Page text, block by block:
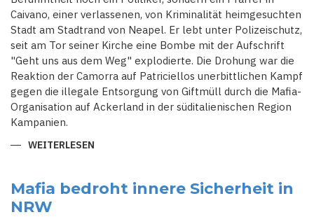
Caivano, einer verlassenen, von Kriminalität heimgesuchten
Stadt am Stadtrand von Neapel. Er lebt unter Polizeischutz,
seit am Tor seiner Kirche eine Bombe mit der Aufschrift
"Geht uns aus dem Weg" explodierte. Die Drohung war die
Reaktion der Camorra auf Patriciellos unerbittlichen Kampf
gegen die illegale Entsorgung von Giftmüll durch die Mafia-
Organisation auf Ackerland in der süditalienischen Region
Kampanien.
WEITERLESEN
HAT
MICH
Mafia bedroht innere Sicherheit in
NRW